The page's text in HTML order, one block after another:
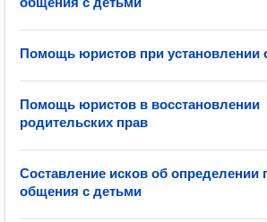
Помощь юристов при установлении
Помощь юристов в восстановлении
родительских прав
Составление исков об определении
общения с детьми